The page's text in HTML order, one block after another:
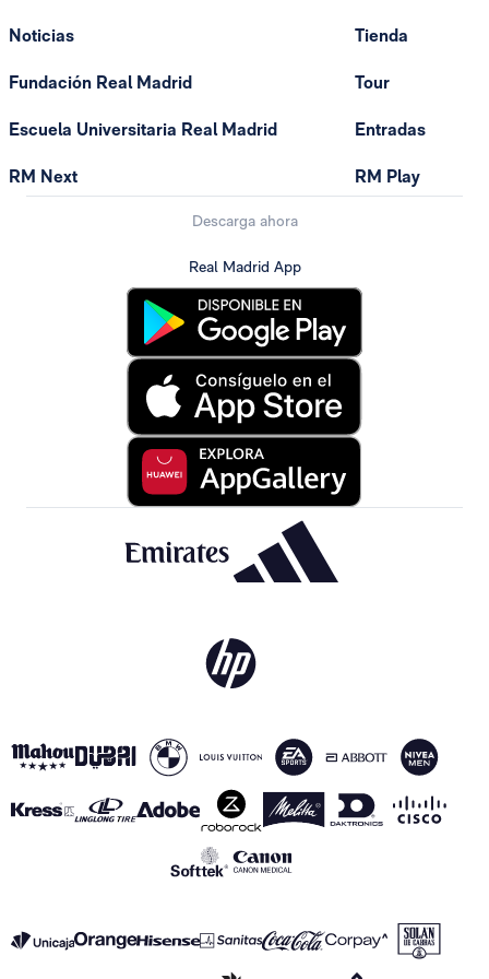
Noticias
Fundación Real Madrid
Escuela Universitaria Real Madrid
RM Next
Tienda
Tour
Entradas
RM Play
Descarga ahora
Real Madrid App